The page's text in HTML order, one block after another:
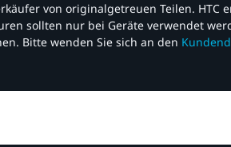
von originalgetreuen Teilen. HTC
sollten nur bei Geräte verwendet
Bitte wenden Sie sich an den